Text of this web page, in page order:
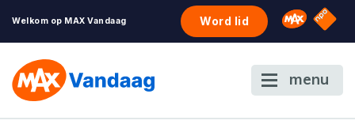
Welkom op MAX Vandaag Word lid Omroep
NPO
menu